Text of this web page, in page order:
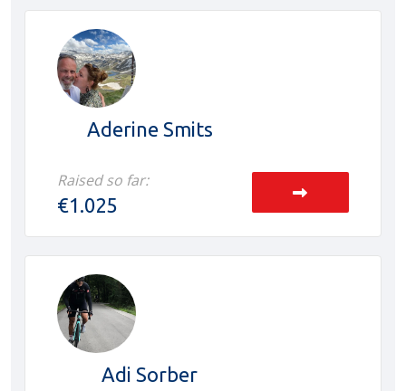
Aderine Smits
Raised so far:
€1.025
Adi Sorber